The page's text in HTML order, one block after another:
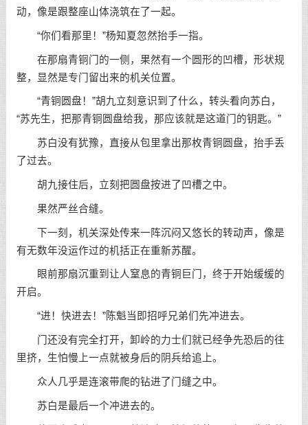
动，像是跟整座山体浇筑在了一起。
“你们看那里！”杨知夏忽然抬手一指。
在那扇青铜门的一侧，果然有一个圆形的凹槽，形状规
整，显然是专门留出来的机关位置。
“青铜圆盘！”胡九立刻意识到了什么，转头看向苏白，
“苏先生，把那青铜圆盘给我，那应该就是这道门的钥匙。”
苏白没有犹豫，直接从包里拿出那枚青铜圆盘，抬手丢
了过去。
胡九接住后，立刻把圆盘按进了凹槽之中。
果然严丝合缝。
下一刻，机关深处传来一阵沉闷又悠长的转动声，像是
有无数年没运作过的机括正在重新苏醒。
眼前那扇沉重到让人窒息的青铜巨门，终于开始缓缓的
开启。
“进！快进去！”陈魁当即招呼兄弟们先冲进去。
门还没有完全打开，卸岭的力士们就已经争先恐后的往
里挤，生怕慢上一点就被身后的阴兵给追上。
众人几乎是连滚带爬的钻进了门缝之中。
苏白是最后一个冲进去的。